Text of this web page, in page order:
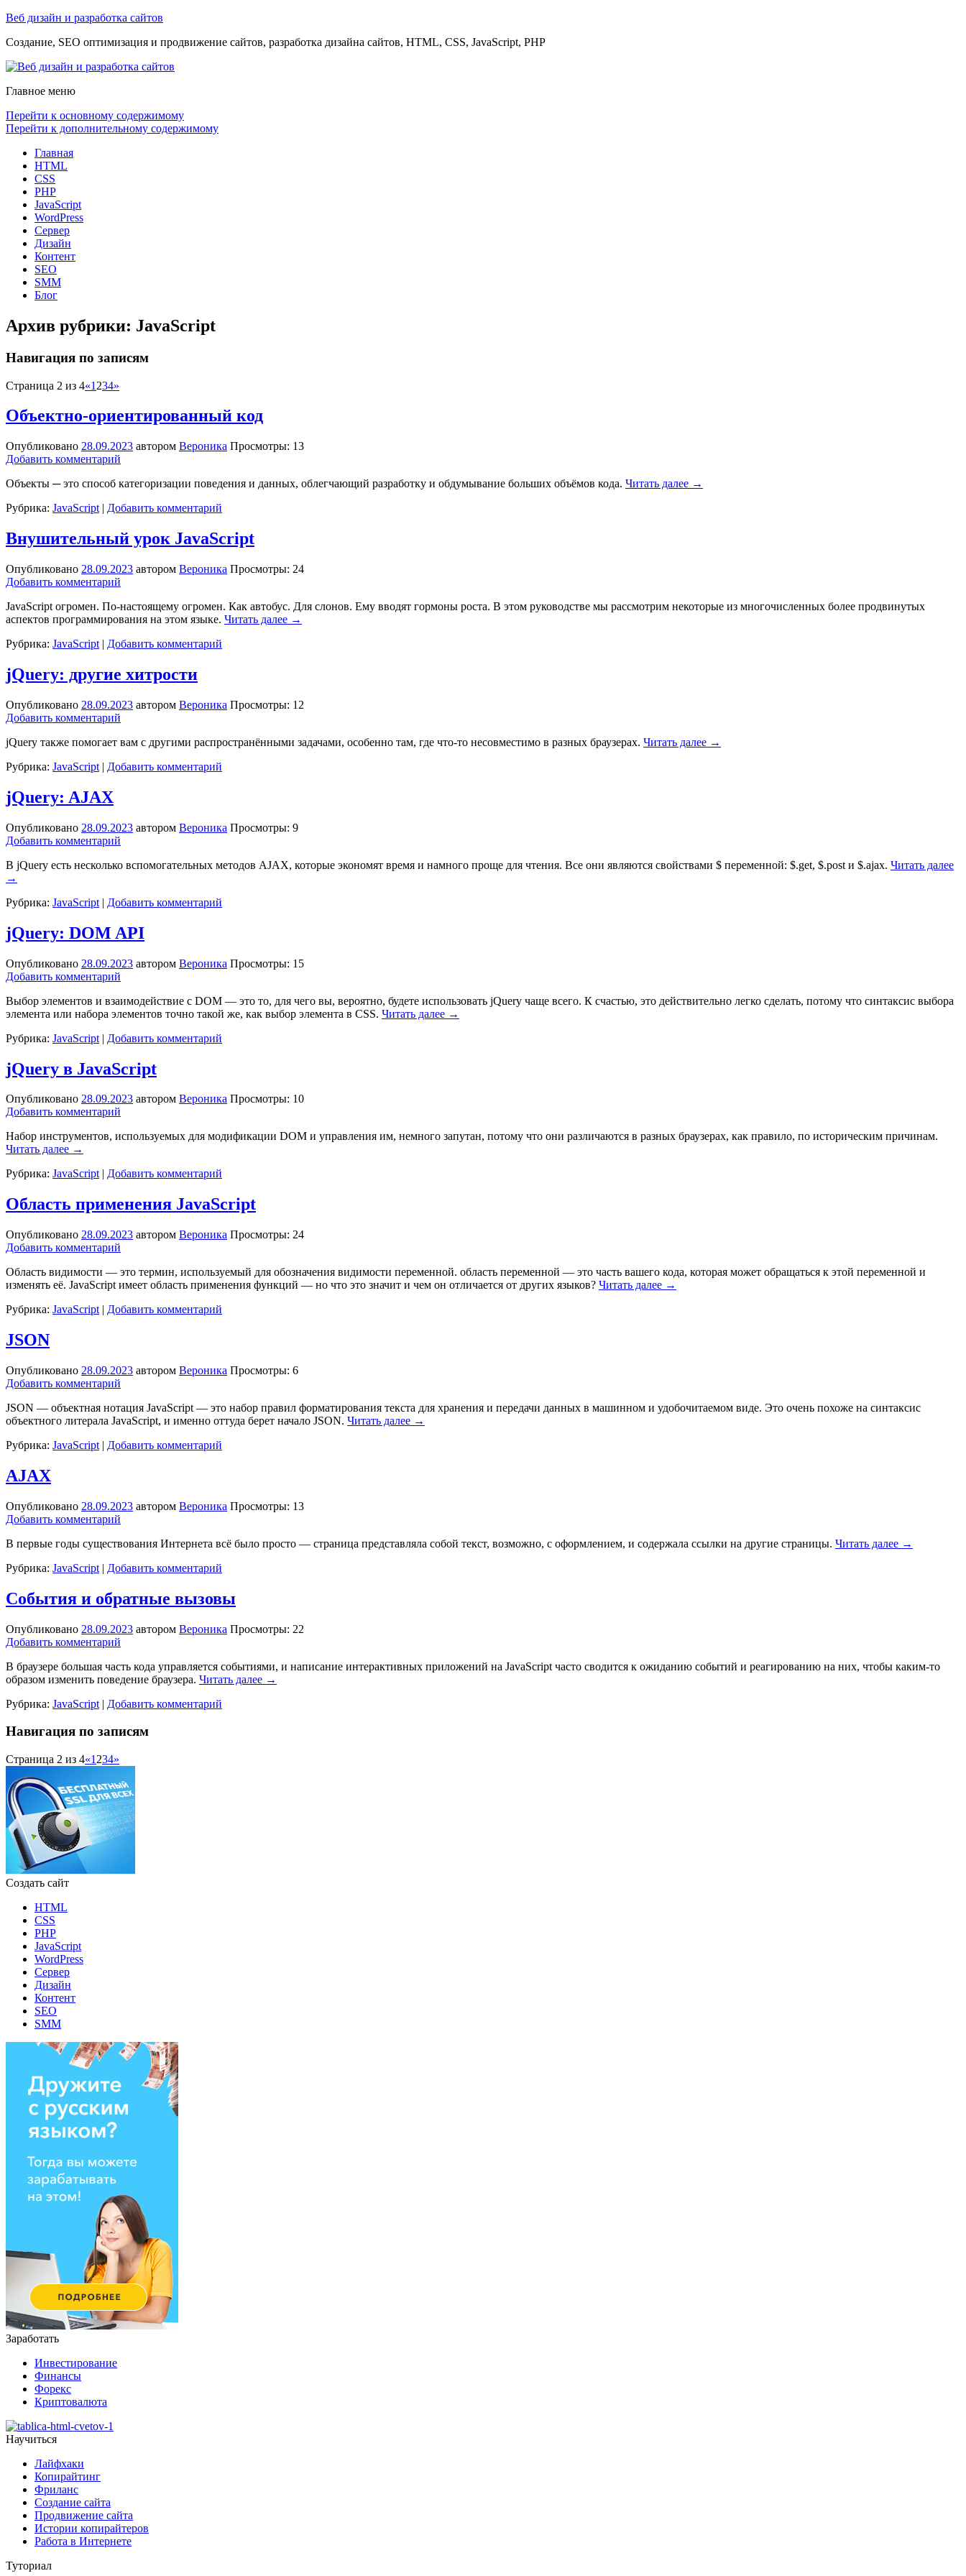
Веб дизайн и разработка сайтов
Создание, SEO оптимизация и продвижение сайтов, разработка дизайна сайтов, HTML, CSS, JavaScript, PHP
Главное меню
Перейти к основному содержимому
Перейти к дополнительному содержимому
Главная
HTML
CSS
PHP
JavaScript
WordPress
Сервер
Дизайн
Контент
SEO
SMM
Блог
Архив рубрики: JavaScript
Навигация по записям
Страница 2 из 4«1 234»
Объектно-ориентированный код
Опубликовано 28.09.2023 автором Вероника Просмотры: 13
Добавить комментарий
Объекты ─ это способ категоризации поведения и данных, облегчающий разработку и обдумывание больших объёмов кода. Читать далее →
Рубрика: JavaScript | Добавить комментарий
Внушительный урок JavaScript
Опубликовано 28.09.2023 автором Вероника Просмотры: 24
Добавить комментарий
JavaScript огромен. По-настоящему огромен. Как автобус. Для слонов. Ему вводят гормоны роста. В этом руководстве мы рассмотрим некоторые из многочисленных более продвинутых
аспектов программирования на этом языке. Читать далее →
Рубрика: JavaScript | Добавить комментарий
jQuery: другие хитрости
Опубликовано 28.09.2023 автором Вероника Просмотры: 12
Добавить комментарий
jQuery также помогает вам с другими распространёнными задачами, особенно там, где что-то несовместимо в разных браузерах. Читать далее →
Рубрика: JavaScript | Добавить комментарий
jQuery: AJAX
Опубликовано 28.09.2023 автором Вероника Просмотры: 9
Добавить комментарий
В jQuery есть несколько вспомогательных методов AJAX, которые экономят время и намного проще для чтения. Все они являются свойствами $ переменной: $.get, $.post и $.ajax. Читать далее
→
Рубрика: JavaScript | Добавить комментарий
jQuery: DOM API
Опубликовано 28.09.2023 автором Вероника Просмотры: 15
Добавить комментарий
Выбор элементов и взаимодействие с DOM — это то, для чего вы, вероятно, будете использовать jQuery чаще всего. К счастью, это действительно легко сделать, потому что синтаксис выбора
элемента или набора элементов точно такой же, как выбор элемента в CSS. Читать далее →
Рубрика: JavaScript | Добавить комментарий
jQuery в JavaScript
Опубликовано 28.09.2023 автором Вероника Просмотры: 10
Добавить комментарий
Набор инструментов, используемых для модификации DOM и управления им, немного запутан, потому что они различаются в разных браузерах, как правило, по историческим причинам.
Читать далее →
Рубрика: JavaScript | Добавить комментарий
Область применения JavaScript
Опубликовано 28.09.2023 автором Вероника Просмотры: 24
Добавить комментарий
Область видимости — это термин, используемый для обозначения видимости переменной. область переменной — это часть вашего кода, которая может обращаться к этой переменной и
изменять её. JavaScript имеет область применения функций — но что это значит и чем он отличается от других языков? Читать далее →
Рубрика: JavaScript | Добавить комментарий
JSON
Опубликовано 28.09.2023 автором Вероника Просмотры: 6
Добавить комментарий
JSON — объектная нотация JavaScript — это набор правил форматирования текста для хранения и передачи данных в машинном и удобочитаемом виде. Это очень похоже на синтаксис
объектного литерала JavaScript, и именно оттуда берет начало JSON. Читать далее →
Рубрика: JavaScript | Добавить комментарий
AJAX
Опубликовано 28.09.2023 автором Вероника Просмотры: 13
Добавить комментарий
В первые годы существования Интернета всё было просто — страница представляла собой текст, возможно, с оформлением, и содержала ссылки на другие страницы. Читать далее →
Рубрика: JavaScript | Добавить комментарий
События и обратные вызовы
Опубликовано 28.09.2023 автором Вероника Просмотры: 22
Добавить комментарий
В браузере большая часть кода управляется событиями, и написание интерактивных приложений на JavaScript часто сводится к ожиданию событий и реагированию на них, чтобы каким-то
образом изменить поведение браузера. Читать далее →
Рубрика: JavaScript | Добавить комментарий
Навигация по записям
Страница 2 из 4«1 234»
Создать сайт
HTML
CSS
PHP
JavaScript
WordPress
Сервер
Дизайн
Контент
SEO
SMM
Заработать
Инвестирование
Финансы
Форекс
Криптовалюта
Научиться
Лайфхаки
Копирайтинг
Фриланс
Создание сайта
Продвижение сайта
Истории копирайтеров
Работа в Интернете
Туториал